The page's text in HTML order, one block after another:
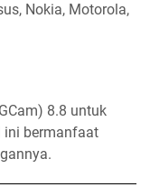
Nokia, Motorola,
8.8 untuk
ini bermanfaat